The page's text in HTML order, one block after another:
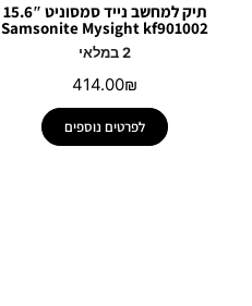
תיק למחשב נייד סמסוניט 15.6″
Samsonite Mysight kf901002
2 במלאי
414.00₪
לפרטים נוספים